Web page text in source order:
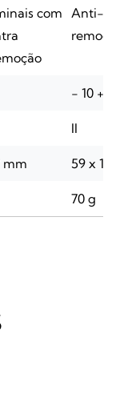
com
Anti-
- 10 +
II
mm 59 x
70 g